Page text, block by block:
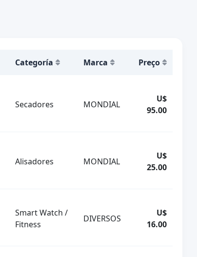
Categoría Marca Preço
Secadores MONDIAL
U$
95.00
Alisadores MONDIAL
U$
25.00
Smart Watch /
Fitness
DIVERSOS
U$
16.00